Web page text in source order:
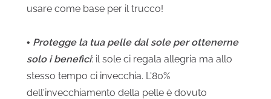
usare come base per il trucco!
• Protegge la tua pelle dal sole per ottenerne
solo i benefici: il sole ci regala allegria ma allo
stesso tempo ci invecchia. L'80%
dell'invecchiamento della pelle è dovuto